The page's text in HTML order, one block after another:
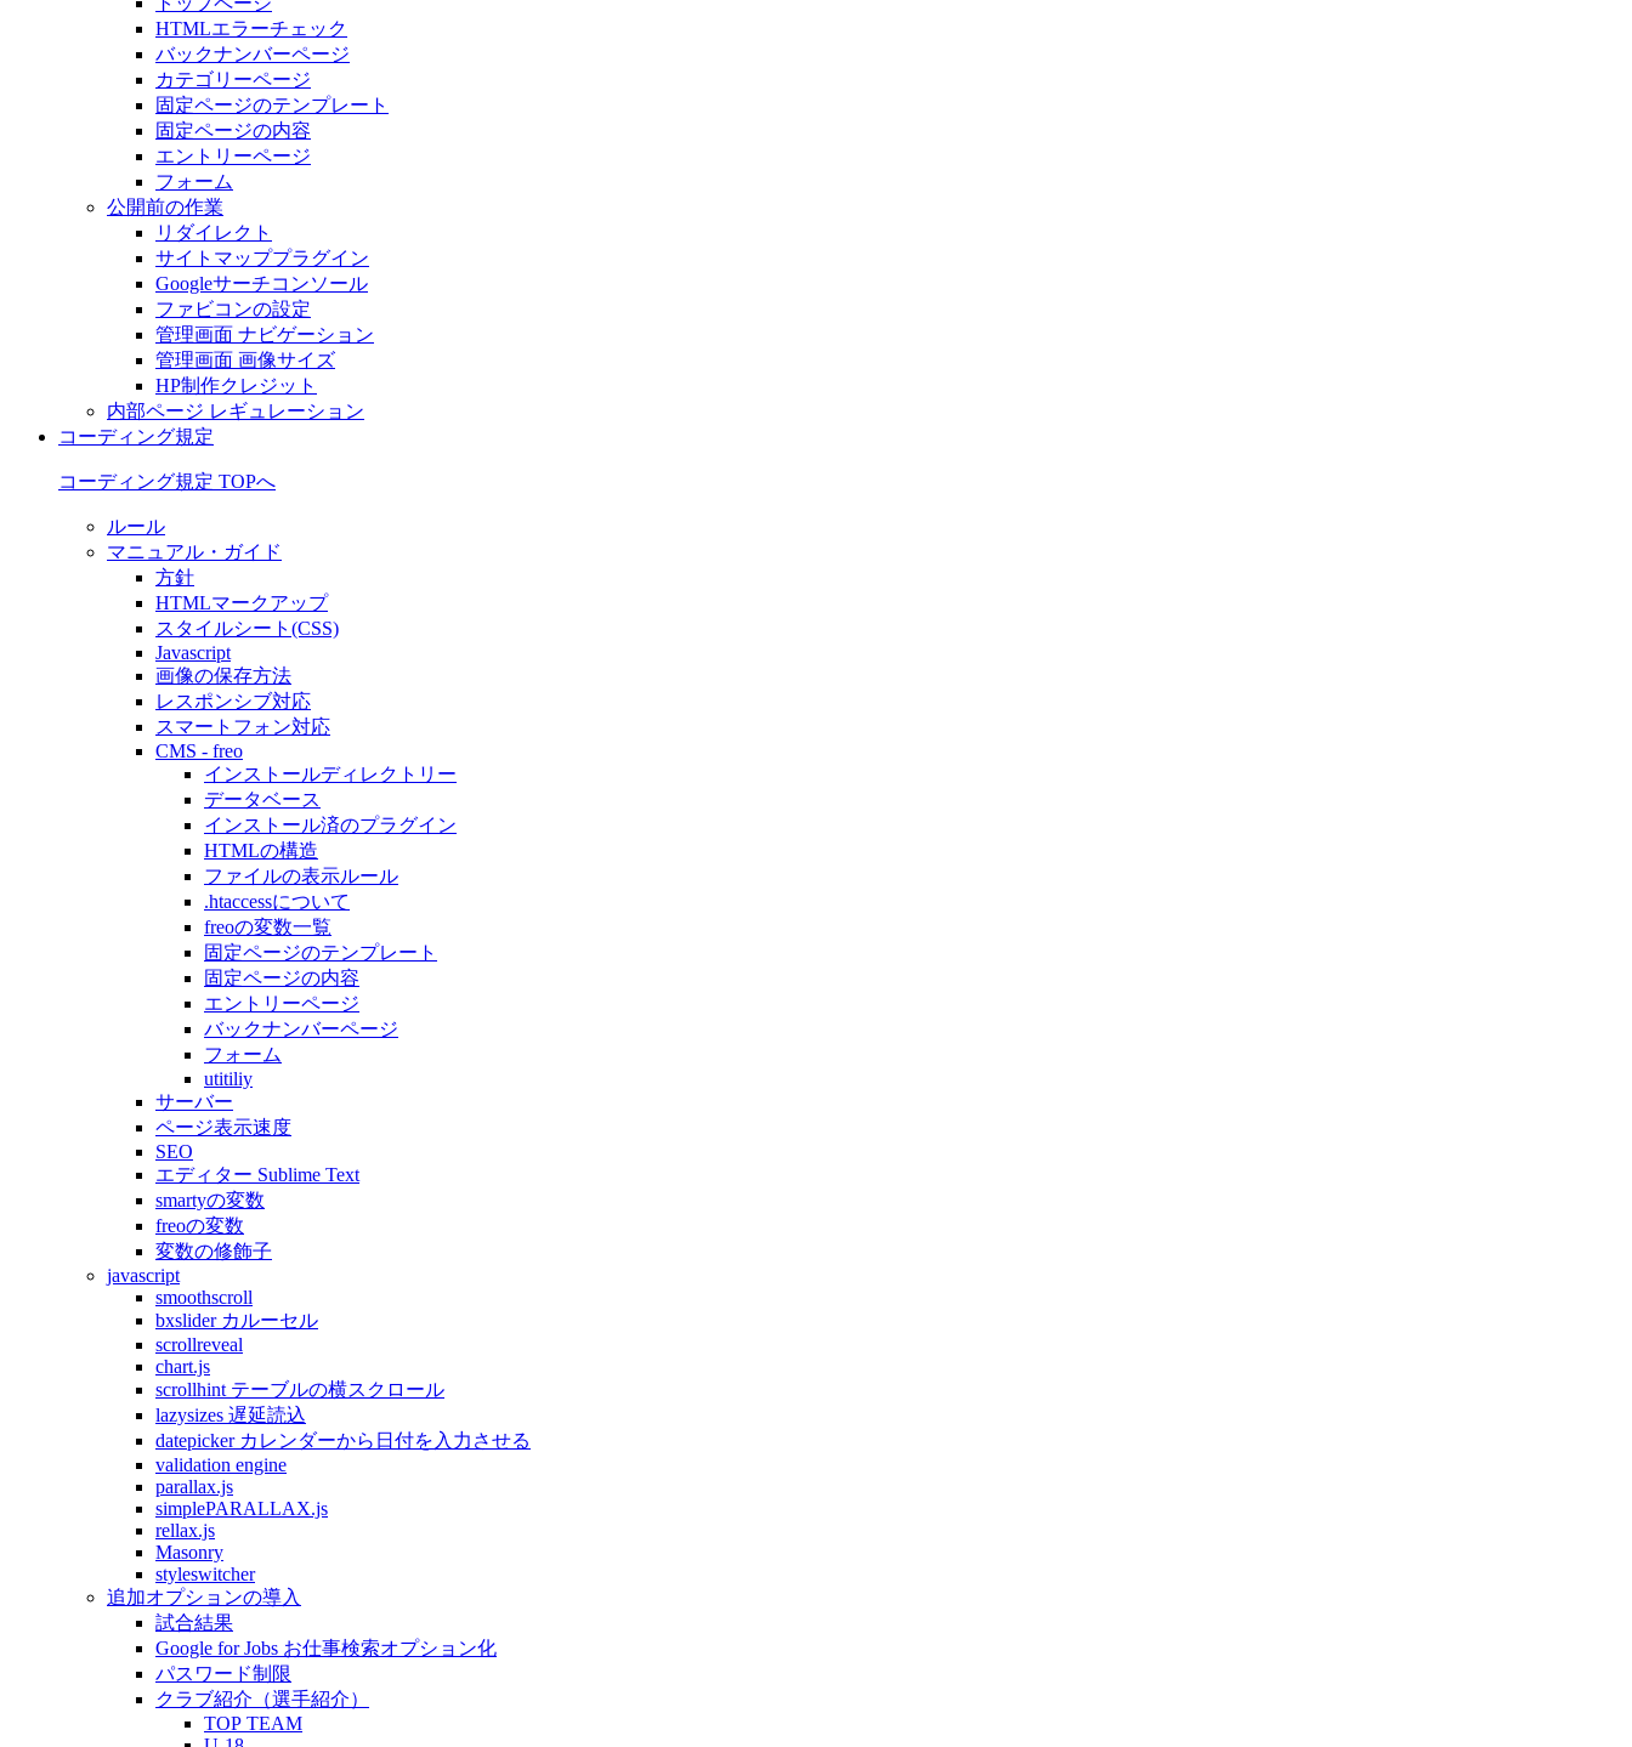
HTMLエラーチェック
バックナンバーページ
カテゴリーページ
固定ページのテンプレート
固定ページの内容
エントリーページ
フォーム
公開前の作業
リダイレクト
サイトマッププラグイン
Googleサーチコンソール
ファビコンの設定
管理画面 ナビゲーション
管理画面 画像サイズ
HP制作クレジット
内部ページ レギュレーション
コーディング規定
コーディング規定 TOPへ
ルール
マニュアル・ガイド
方針
HTMLマークアップ
スタイルシート(CSS)
Javascript
画像の保存方法
レスポンシブ対応
スマートフォン対応
CMS - freo
インストールディレクトリー
データベース
インストール済のプラグイン
HTMLの構造
ファイルの表示ルール
.htaccessについて
freoの変数一覧
固定ページのテンプレート
固定ページの内容
エントリーページ
バックナンバーページ
フォーム
utitiliy
サーバー
ページ表示速度
SEO
エディター Sublime Text
smartyの変数
freoの変数
変数の修飾子
javascript
smoothscroll
bxslider カルーセル
scrollreveal
chart.js
scrollhint テーブルの横スクロール
lazysizes 遅延読込
datepicker カレンダーから日付を入力させる
validation engine
parallax.js
simplePARALLAX.js
rellax.js
Masonry
styleswitcher
追加オプションの導入
試合結果
Google for Jobs お仕事検索オプション化
パスワード制限
クラブ紹介（選手紹介）
TOP TEAM